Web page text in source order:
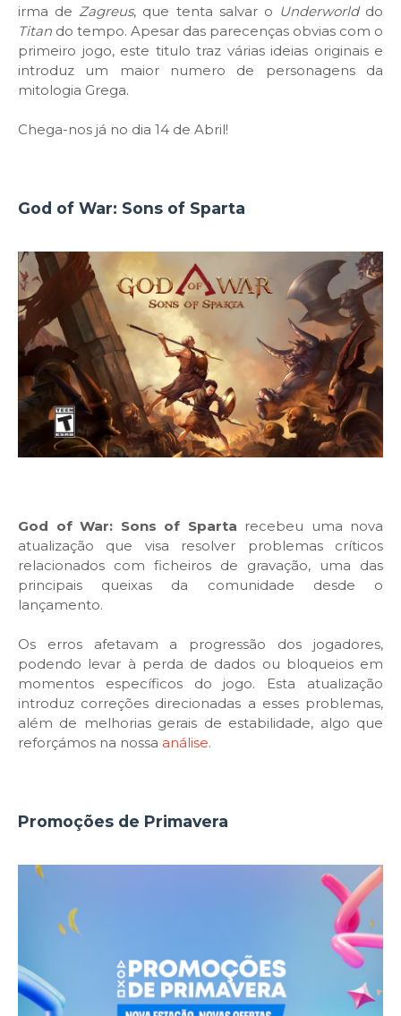
irma deZagreus, que tenta salvar o Underworld do
Titan do tempo. Apesar das parecenças obvias com o
primeiro jogo, este titulo traz várias ideias originais e
introduz um maior numero de personagens da
mitologia Grega.
Chega-nos já no dia 14 de Abril!
God of War: Sons of Sparta
God of War: Sons of Sparta recebeu uma nova
atualização que visa resolver problemas críticos
relacionados com ficheiros de gravação, uma das
principais queixas da comunidade desde o
lançamento.
Os erros afetavam a progressão dos jogadores,
podendo levar à perda de dados ou bloqueios em
momentos específicos do jogo. Esta atualização
introduz correções direcionadas a esses problemas,
além de melhorias gerais de estabilidade, algo que
reforçámos na nossa análise.
Promoções de Primavera